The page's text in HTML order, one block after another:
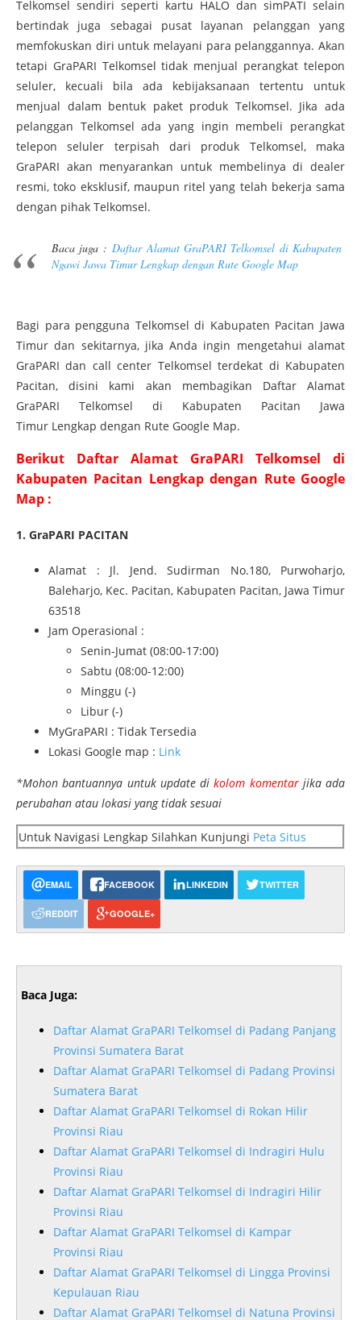
Telkomsel sendiri seperti kartu HALO dan simPATI selain
bertindak juga sebagai pusat layanan pelanggan yang
memfokuskan diri untuk melayani para pelanggannya. Akan
tetapi GraPARI Telkomsel tidak menjual perangkat telepon
seluler, kecuali bila ada kebijaksanaan tertentu untuk
menjual dalam bentuk paket produk Telkomsel. Jika ada
pelanggan Telkomsel ada yang ingin membeli perangkat
telepon seluler terpisah dari produk Telkomsel, maka
GraPARI akan menyarankan untuk membelinya di dealer
resmi, toko eksklusif, maupun ritel yang telah bekerja sama
dengan pihak Telkomsel.
Baca juga : Daftar Alamat GraPARI Telkomsel di Kabupaten
Ngawi Jawa Timur Lengkap dengan Rute Google Map
Bagi para pengguna Telkomsel di Kabupaten Pacitan Jawa
Timur dan sekitarnya, jika Anda ingin mengetahui alamat
GraPARI dan call center Telkomsel terdekat di Kabupaten
Pacitan, disini kami akan membagikan Daftar Alamat
GraPARI Telkomsel di Kabupaten Pacitan Jawa
Timur Lengkap dengan Rute Google Map.
Berikut Daftar Alamat GraPARI Telkomsel di
Kabupaten Pacitan Lengkap dengan Rute Google
Map :
1. GraPARI PACITAN
Alamat : Jl. Jend. Sudirman No.180, Purwoharjo,
Baleharjo, Kec. Pacitan, Kabupaten Pacitan, Jawa Timur
63518
Jam Operasional :
Senin-Jumat (08:00-17:00)
Sabtu (08:00-12:00)
Minggu (-)
Libur (-)
MyGraPARI : Tidak Tersedia
Lokasi Google map : Link
*Mohon bantuannya untuk update dikolom komentarjika ada
perubahan atau lokasi yang tidak sesuai
Untuk Navigasi Lengkap Silahkan Kunjungi Peta Situs
EMAIL FACEBOOK LINKEDIN TWITTER
REDDIT GOOGLE+
Baca Juga:
Daftar Alamat GraPARI Telkomsel di Padang Panjang
Provinsi Sumatera Barat
Daftar Alamat GraPARI Telkomsel di Padang Provinsi
Sumatera Barat
Daftar Alamat GraPARI Telkomsel di Rokan Hilir
Provinsi Riau
Daftar Alamat GraPARI Telkomsel di Indragiri Hulu
Provinsi Riau
Daftar Alamat GraPARI Telkomsel di Indragiri Hilir
Provinsi Riau
Daftar Alamat GraPARI Telkomsel di Kampar
Provinsi Riau
Daftar Alamat GraPARI Telkomsel di Lingga Provinsi
Kepulauan Riau
Daftar Alamat GraPARI Telkomsel di Natuna Provinsi